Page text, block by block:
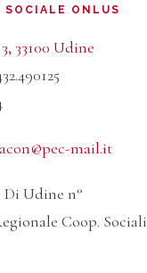
SOCIALE ONLUS
33100 Udine
mail.it
Udine n°
Coop. Sociali